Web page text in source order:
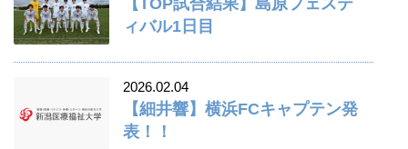
ィバル1日目
2026.02.04
【細井響】横浜FCキャプテン発
表！！